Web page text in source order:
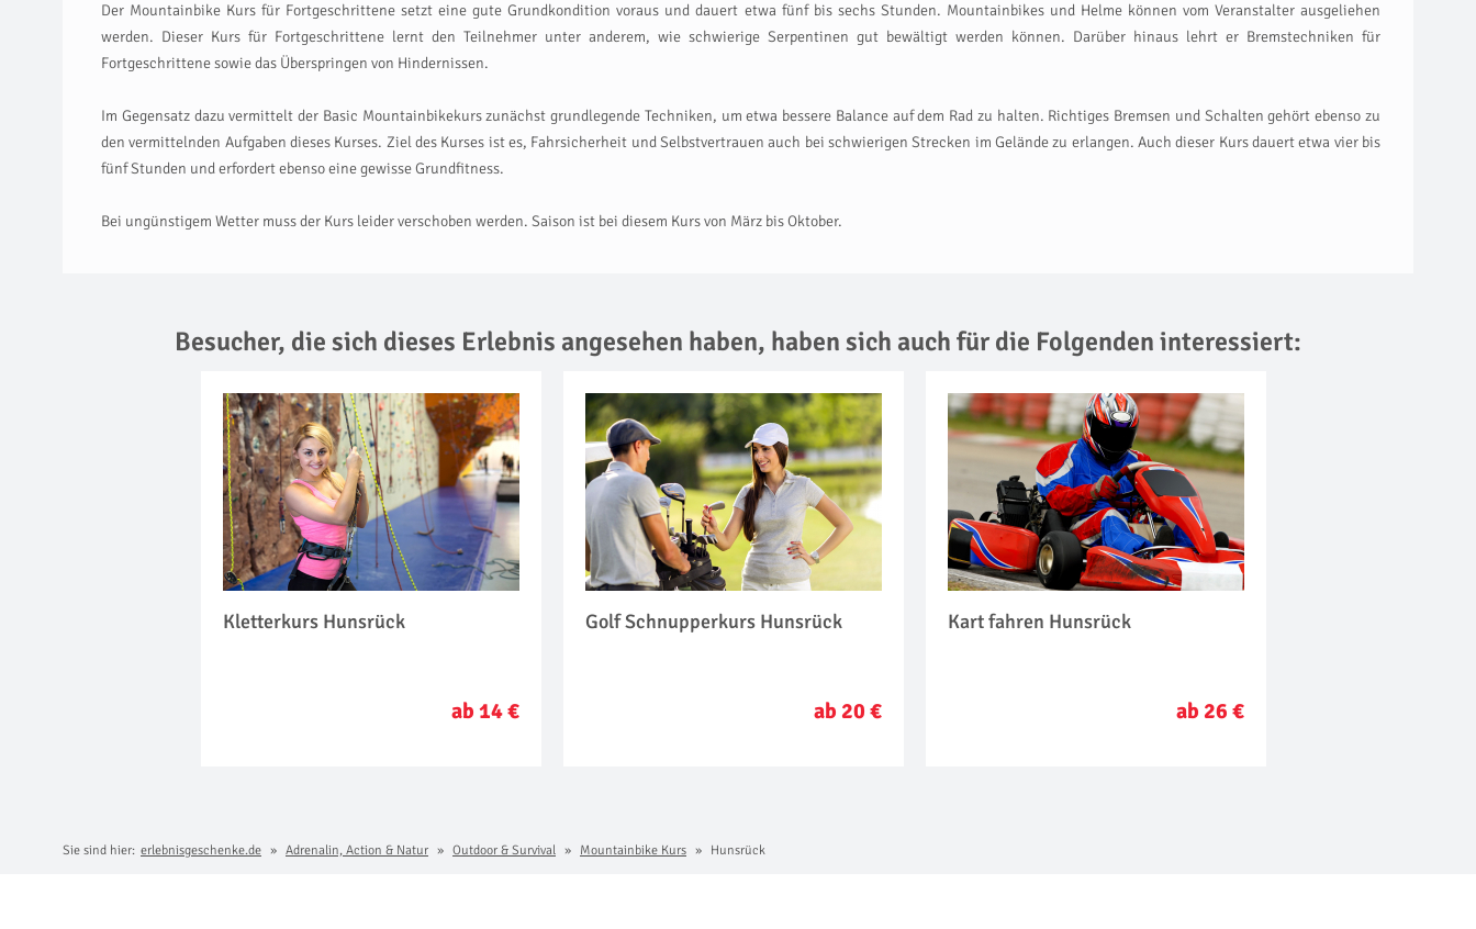
Der Mountainbike Kurs für Fortgeschrittene setzt eine gute Grundkondition voraus und dauert etwa fünf bis sechs Stunden. Mountainbikes und Helme können vom Veranstalter ausgeliehen
werden. Dieser Kurs für Fortgeschrittene lernt den Teilnehmer unter anderem, wie schwierige Serpentinen gut bewältigt werden können. Darüber hinaus lehrt er Bremstechniken für
Fortgeschrittene sowie das Überspringen von Hindernissen.
Im Gegensatz dazu vermittelt der Basic Mountainbikekurs zunächst grundlegende Techniken, um etwa bessere Balance auf dem Rad zu halten. Richtiges Bremsen und Schalten gehört ebenso zu
den vermittelnden Aufgaben dieses Kurses. Ziel des Kurses ist es, Fahrsicherheit und Selbstvertrauen auch bei schwierigen Strecken im Gelände zu erlangen. Auch dieser Kurs dauert etwa vier bis
fünf Stunden und erfordert ebenso eine gewisse Grundfitness.
Bei ungünstigem Wetter muss der Kurs leider verschoben werden. Saison ist bei diesem Kurs von März bis Oktober.
Besucher, die sich dieses Erlebnis angesehen haben, haben sich auch für die Folgenden interessiert:
Kletterkurs Hunsrück
ab 14 €
Golf Schnupperkurs Hunsrück
ab 20 €
Kart fahren Hunsrück
ab 26 €
Sie sind hier: erlebnisgeschenke.de Adrenalin, Action & Natur Outdoor & Survival Mountainbike Kurs Hunsrück